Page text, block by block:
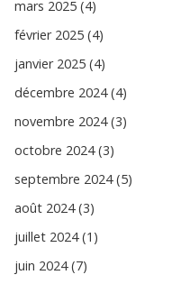
mars 2025 (4)
février 2025 (4)
janvier 2025 (4)
décembre 2024 (4)
novembre 2024 (3)
octobre 2024 (3)
septembre 2024 (5)
août 2024 (3)
juillet 2024 (1)
juin 2024 (7)